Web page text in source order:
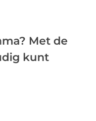
Met de
kunt